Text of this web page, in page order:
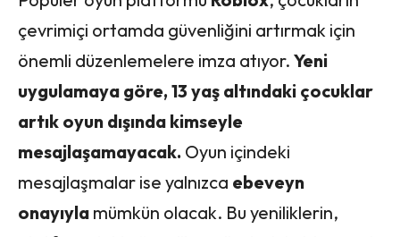
çevrimiçi ortamda güvenliğini artırmak için
önemli düzenlemelere imza atıyor. Yeni
uygulamaya göre, 13 yaş altındaki çocuklar
artık oyun dışında kimseyle
mesajlaşamayacak. Oyun içindeki
mesajlaşmalar ise yalnızca ebeveyn
onayıyla mümkün olacak. Bu yeniliklerin,